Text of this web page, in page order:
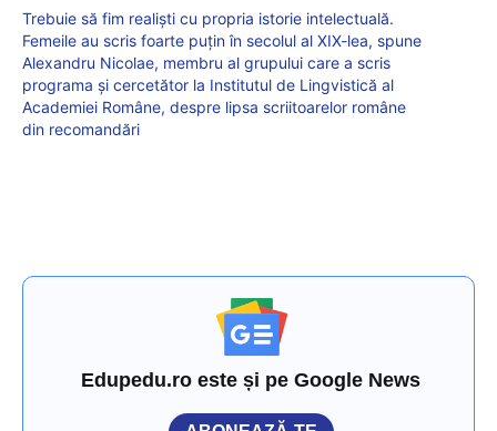
Trebuie să fim realiști cu propria istorie intelectuală.
Femeile au scris foarte puțin în secolul al XIX-lea, spune
Alexandru Nicolae, membru al grupului care a scris
programa și cercetător la Institutul de Lingvistică al
Academiei Române, despre lipsa scriitoarelor române
din recomandări
Edupedu.ro este și pe Google News